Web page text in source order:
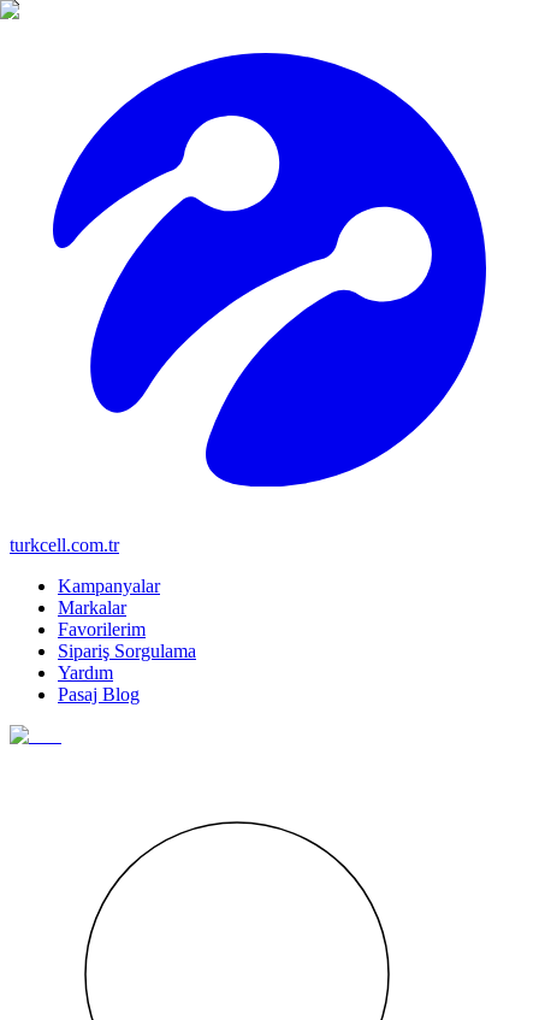
turkcell.com.tr
Kampanyalar
Markalar
Favorilerim
Sipariş Sorgulama
Yardım
Pasaj Blog